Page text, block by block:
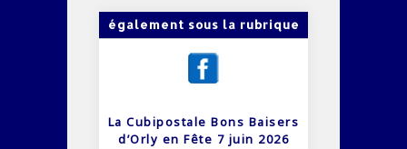
également sous la rubrique
La Cubipostale Bons Baisers
d’Orly en Fête 7 juin 2026